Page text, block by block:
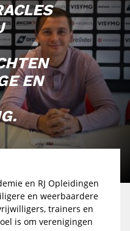
EN
en RJ Opleidingen
en weerbaardere
trainers en
is om verenigingen